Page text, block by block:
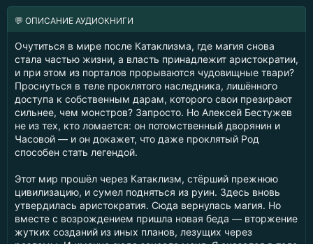
💬 ОПИСАНИЕ АУДИОКНИГИ
Очутиться в мире после Катаклизма, где магия снова
стала частью жизни, а власть принадлежит аристократии,
и при этом из порталов прорываются чудовищные твари?
Проснуться в теле проклятого наследника, лишённого
доступа к собственным дарам, которого свои презирают
сильнее, чем монстров? Запросто. Но Алексей Бестужев
не из тех, кто ломается: он потомственный дворянин и
Часовой — и он докажет, что даже проклятый Род
способен стать легендой.
Этот мир прошёл через Катаклизм, стёрший прежнюю
цивилизацию, и сумел подняться из руин. Здесь вновь
утвердилась аристократия. Сюда вернулась магия. Но
вместе с возрождением пришла новая беда — вторжение
жутких созданий из иных планов, лезущих через